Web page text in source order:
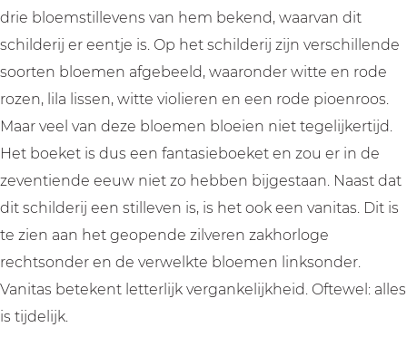
drie bloemstillevens van hem bekend, waarvan dit
schilderij er eentje is. Op het schilderij zijn verschillende
soorten bloemen afgebeeld, waaronder witte en rode
rozen, lila lissen, witte violieren en een rode pioenroos.
Maar veel van deze bloemen bloeien niet tegelijkertijd.
Het boeket is dus een fantasieboeket en zou er in de
zeventiende eeuw niet zo hebben bijgestaan. Naast dat
dit schilderij een stilleven is, is het ook een vanitas. Dit is
te zien aan het geopende zilveren zakhorloge
rechtsonder en de verwelkte bloemen linksonder.
Vanitas betekent letterlijk vergankelijkheid. Oftewel: alles
is tijdelijk.